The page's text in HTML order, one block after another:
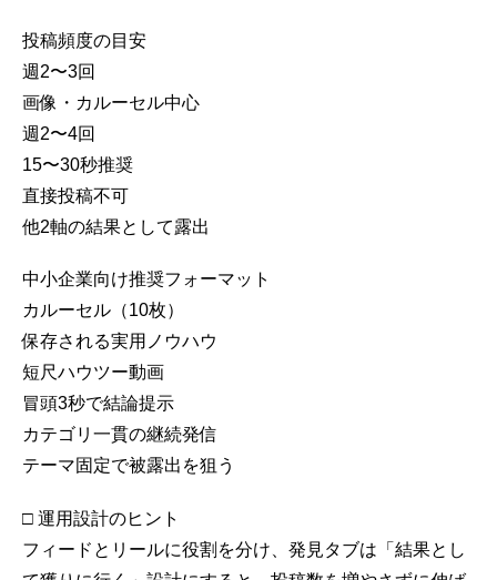
投稿頻度の目安
週2〜3回
画像・カルーセル中心
週2〜4回
15〜30秒推奨
直接投稿不可
他2軸の結果として露出
中小企業向け推奨フォーマット
カルーセル（10枚）
保存される実用ノウハウ
短尺ハウツー動画
冒頭3秒で結論提示
カテゴリ一貫の継続発信
テーマ固定で被露出を狙う
□ 運用設計のヒント
フィードとリールに役割を分け、発見タブは「結果とし